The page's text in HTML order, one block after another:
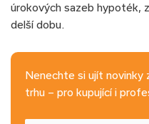
úrokových sazeb hypoték,
delší dobu.
Nenechte si ujít novinky
trhu – pro kupující i